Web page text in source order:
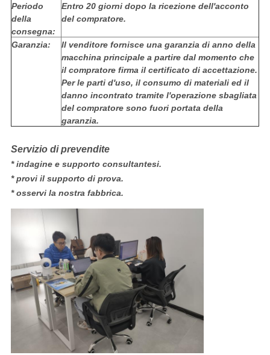
Periodo
della
consegna:
Entro 20 giorni dopo la ricezione dell'acconto
del compratore.
Garanzia:
Il venditore fornisce una garanzia di anno della
macchina principale a partire dal momento che
il compratore firma il certificato di accettazione.
Per le parti d'uso, il consumo di materiali ed il
danno incontrato tramite l'operazione sbagliata
del compratore sono fuori portata della
garanzia.
Servizio di prevendite
* indagine e supporto consultantesi.
* provi il supporto di prova.
* osservi la nostra fabbrica.